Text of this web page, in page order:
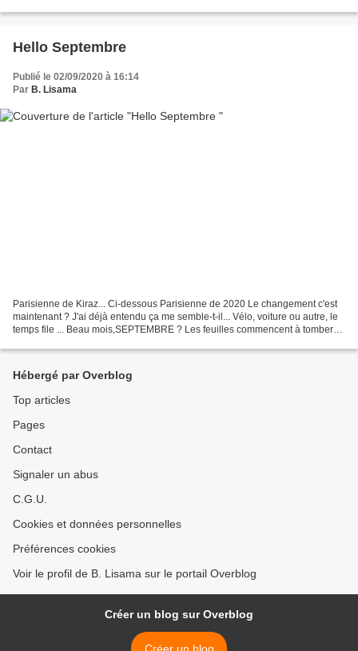
Hello Septembre
Publié le 02/09/2020 à 16:14
Par B. Lisama
Parisienne de Kiraz... Ci-dessous Parisienne de 2020 Le changement c'est
maintenant ? J'ai déjà entendu ça me semble-t-il... Vélo, voiture ou autre, le
temps file ... Beau mois,SEPTEMBRE ? Les feuilles commencent à tomber
Hébergé par Overblog
Top articles
Pages
Contact
Signaler un abus
C.G.U.
Cookies et données personnelles
Préférences cookies
Voir le profil de B. Lisama sur le portail Overblog
Créer un blog sur Overblog